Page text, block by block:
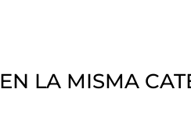
LA MISMA